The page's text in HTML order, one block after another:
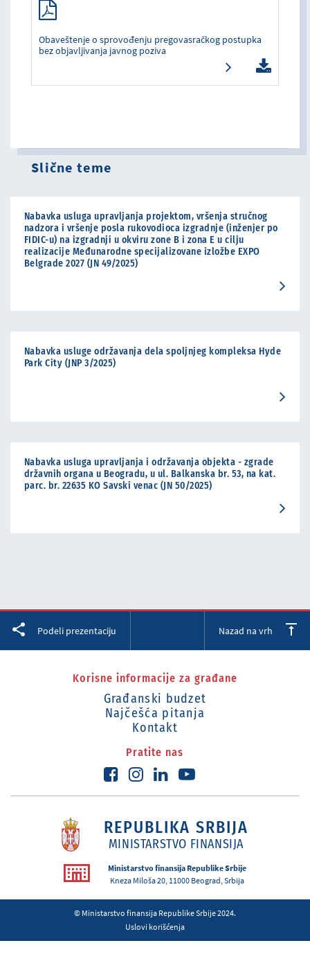
Obaveštenje o sprovođenju pregovasračkog postupka
bez objavljivanja javnog poziva
Slične teme
Nabavka usluga upravljanja projektom, vršenja stručnog
nadzora i vršenje posla rukovodioca izgradnje (inženjer po
FIDIC-u) na izgradnji u okviru zone B i zona E u cilju
realizacije Međunarodne specijalizovane izložbe EXPO
Belgrade 2027 (JN 49/2025)
Nabavka usluge održavanja dela spoljnjeg kompleksa Hyde
Park City (JNP 3/2025)
Nabavka usluga upravljanja i održavanja objekta - zgrade
državnih organa u Beogradu, u ul. Balkanska br. 53, na kat.
parc. br. 22635 KO Savski venac (JN 50/2025)
Podeli prezentaciju Nazad na vrh
Korisne informacije za građane
Građanski budzet
Najčešća pitanja
Kontakt
Pratite nas
REPUBLIKA SRBIJA
MINISTARSTVO FINANSIJA
Ministarstvo finansija Republike Srbije
Kneza Miloša 20, 11000 Beograd, Srbija
© Ministarstvo finansija Republike Srbije 2024.
Uslovi korišćenja